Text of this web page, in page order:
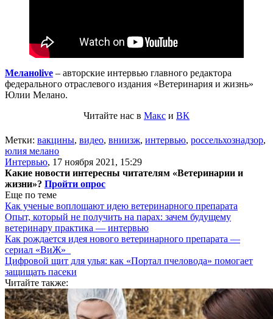
Меланоlive – авторские интервью главного редактора
федерального отраслевого издания «Ветеринария и жизнь»
Юлии Мелано.
Читайте нас в Макс и ВК
Метки: вакцины, видео, вниизж, интервью, россельхознадзор,
юлия мелано
Интервью, 17 ноября 2021, 15:29
Какие новости интересны читателям «Ветеринарии и
жизни»? Пройти опрос
Еще по теме
Как ученые воплощают идею ветеринарного препарата
Опыт, который не получить на парах: зачем будущему
ветеринару практика — интервью
Как рождается идея нового ветеринарного препарата —
сериал «ВиЖ»
Цифровой щит для улья: как «Портал пчеловода» помогает
защищать пасеки
Читайте также: